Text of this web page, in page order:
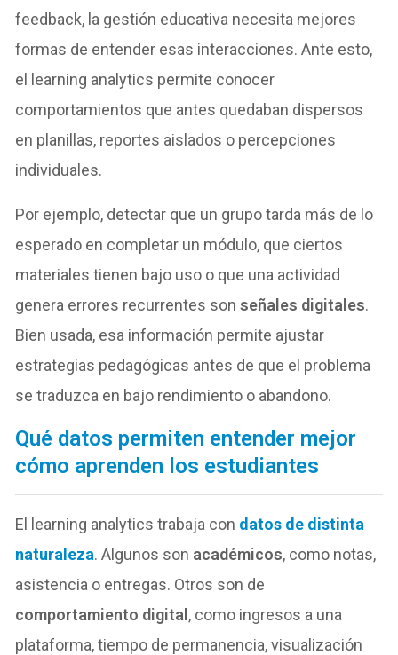
feedback, la gestión educativa necesita mejores
formas de entender esas interacciones. Ante esto,
el learning analytics permite conocer
comportamientos que antes quedaban dispersos
en planillas, reportes aislados o percepciones
individuales.
Por ejemplo, detectar que un grupo tarda más de lo
esperado en completar un módulo, que ciertos
materiales tienen bajo uso o que una actividad
genera errores recurrentes sonseñales digitales.
Bien usada, esa información permite ajustar
estrategias pedagógicas antes de que el problema
se traduzca en bajo rendimiento o abandono.
Qué datos permiten entender mejor
cómo aprenden los estudiantes
El learning analytics trabaja con datos de distinta
naturaleza. Algunos son académicos, como notas,
asistencia o entregas. Otros son de
comportamiento digital, como ingresos a una
plataforma, tiempo de permanencia, visualización